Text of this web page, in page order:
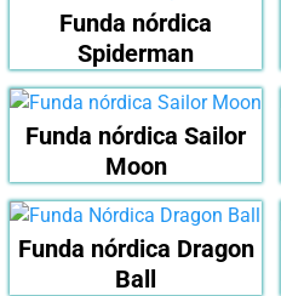
Funda nórdica
Spiderman
Funda nórdica Sailor
Moon
Funda nórdica Dragon
Ball